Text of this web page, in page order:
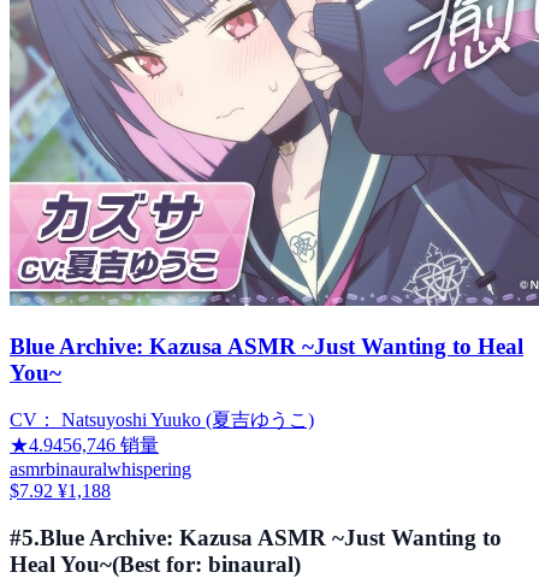
Blue Archive: Kazusa ASMR ~Just Wanting to Heal
You~
CV：
Natsuyoshi Yuuko (夏吉ゆうこ)
★4.9456,746 销量
asmrbinauralwhispering
$7.92 ¥1,188
#5.Blue Archive: Kazusa ASMR ~Just Wanting to
Heal You~(Best for: binaural)